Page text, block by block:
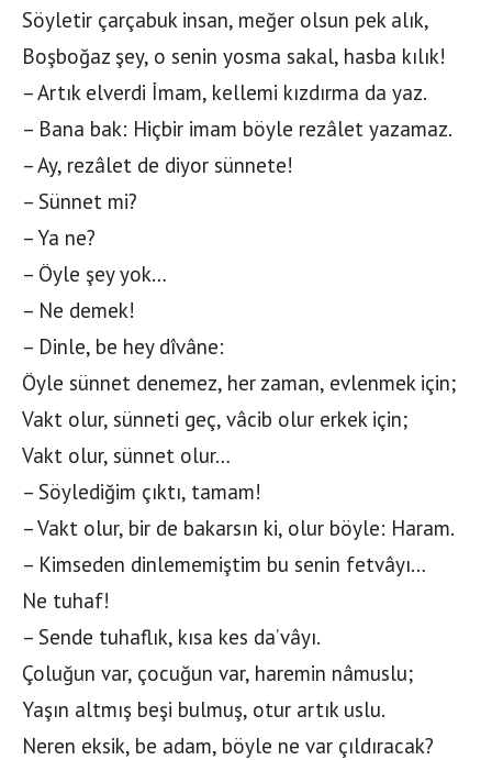
Söyletir çarçabuk insan, meğer olsun pek alık,
Boşboğaz şey, o senin yosma sakal, hasba kılık!
– Artık elverdi İmam, kellemi kızdırma da yaz.
– Bana bak: Hiçbir imam böyle rezâlet yazamaz.
– Ay, rezâlet de diyor sünnete!
– Sünnet mi?
– Ya ne?
– Öyle şey yok…
– Ne demek!
– Dinle, be hey dîvâne:
Öyle sünnet denemez, her zaman, evlenmek için;
Vakt olur, sünneti geç, vâcib olur erkek için;
Vakt olur, sünnet olur…
– Söylediğim çıktı, tamam!
– Vakt olur, bir de bakarsın ki, olur böyle: Haram.
– Kimseden dinlememiştim bu senin fetvâyı…
Ne tuhaf!
– Sende tuhaflık, kısa kes da’vâyı.
Çoluğun var, çocuğun var, haremin nâmuslu;
Yaşın altmış beşi bulmuş, otur artık uslu.
Neren eksik, be adam, böyle ne var çıldıracak?